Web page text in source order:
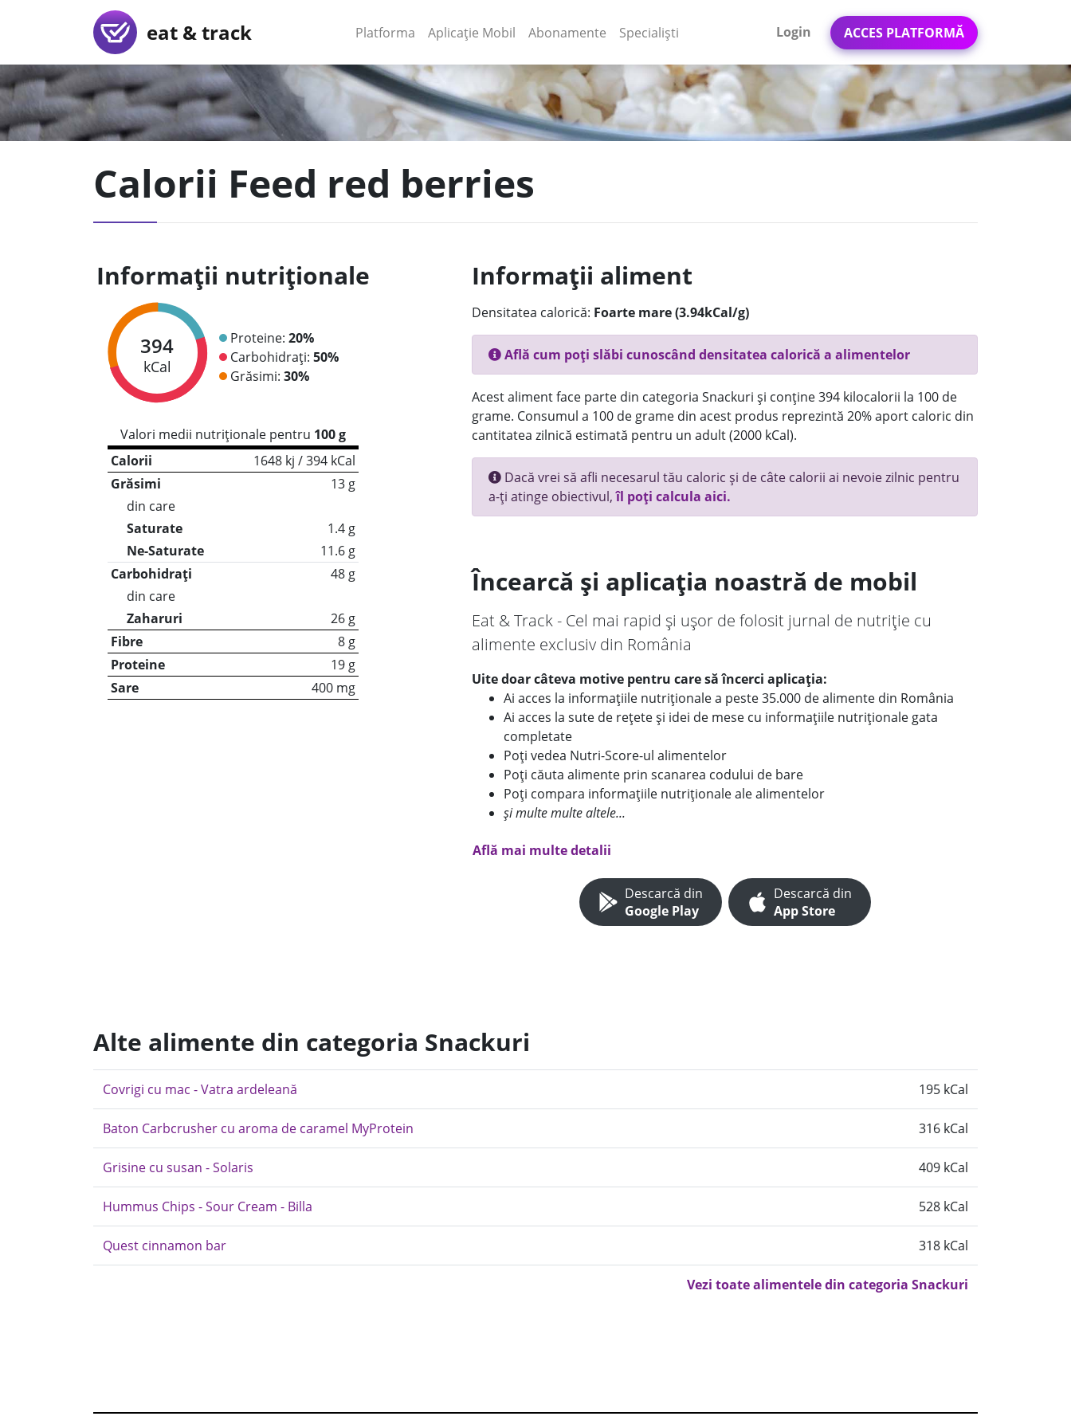
eat & track Platforma (current)
Aplicație Mobil (current)
Abonamente Specialiști Login ACCES PLATFORMĂ
Calorii Feed red berries
Informații nutriționale
394
kCal
Proteine: 20%
Carbohidrați: 50%
Grăsimi: 30%
Valori medii nutriționale pentru 100 g
Calorii
1648 kj / 394 kCal
Grăsimi
13 g
din care
Saturate
1.4 g
Ne-Saturate
11.6 g
Carbohidrați
48 g
din care
Zaharuri
26 g
Fibre
8 g
Proteine
19 g
Sare
400 mg
Informații aliment
Densitatea calorică: Foarte mare (3.94kCal/g)
Află cum poți slăbi cunoscând densitatea calorică a alimentelor
Acest aliment face parte din categoria Snackuri și conține 394 kilocalorii la 100 de
grame. Consumul a 100 de grame din acest produs reprezintă 20% aport caloric din
cantitatea zilnică estimată pentru un adult (2000 kCal).
Dacă vrei să afli necesarul tău caloric și de câte calorii ai nevoie zilnic pentru
a-ți atinge obiectivul,îl poți calcula aici.
Încearcă și aplicația noastră de mobil
Eat & Track - Cel mai rapid și ușor de folosit jurnal de nutriție cu
alimente exclusiv din România
Uite doar câteva motive pentru care să încerci aplicația:
Ai acces la informațiile nutriționale a peste 35.000 de alimente din România
Ai acces la sute de rețete și idei de mese cu informațiile nutriționale gata
completate
Poți vedea Nutri-Score-ul alimentelor
Poți căuta alimente prin scanarea codului de bare
Poți compara informațiile nutriționale ale alimentelor
și multe multe altele...
Află mai multe detalii
Descarcă din
Google Play
Descarcă din
App Store
Alte alimente din categoria Snackuri
Covrigi cu mac - Vatra ardeleană 195 kCal
Baton Carbcrusher cu aroma de caramel MyProtein 316 kCal
Grisine cu susan - Solaris 409 kCal
Hummus Chips - Sour Cream - Billa 528 kCal
Quest cinnamon bar 318 kCal
Vezi toate alimentele din categoria Snackuri